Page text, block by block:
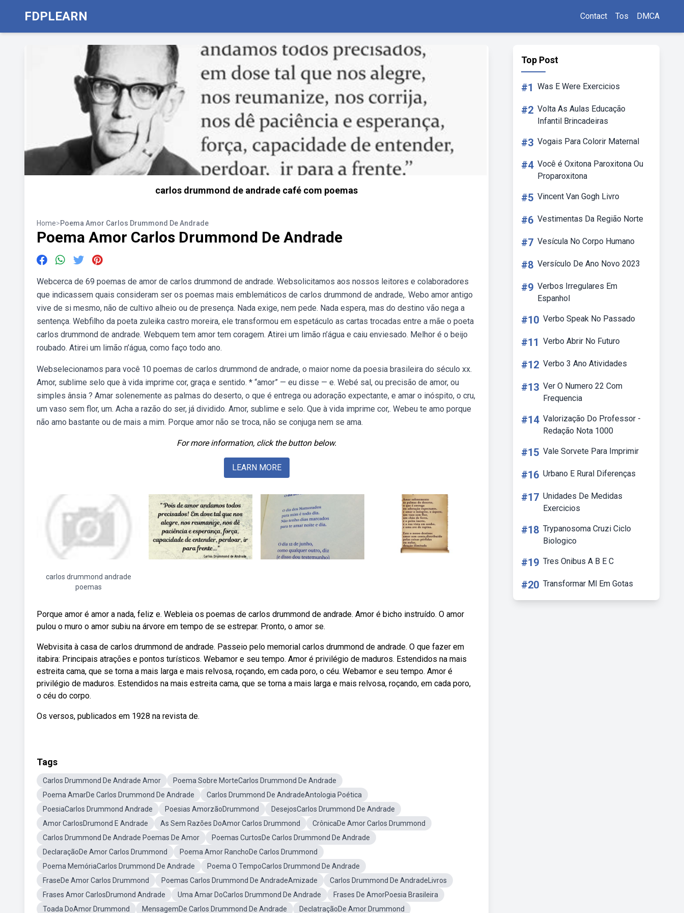
FDPLEARN Contact Tos DMCA
carlos drummond de andrade café com poemas
Home>Poema Amor Carlos Drummond De Andrade
Poema Amor Carlos Drummond De Andrade
Webcerca de 69 poemas de amor de carlos drummond de andrade. Websolicitamos aos nossos leitores e colaboradores
que indicassem quais consideram ser os poemas mais emblemáticos de carlos drummond de andrade,. Webo amor antigo
vive de si mesmo, não de cultivo alheio ou de presença. Nada exige, nem pede. Nada espera, mas do destino vão nega a
sentença. Webfilho da poeta zuleika castro moreira, ele transformou em espetáculo as cartas trocadas entre a mãe o poeta
carlos drummond de andrade. Webquem tem amor tem coragem. Atirei um limão n’água e caiu enviesado. Melhor é o beijo
roubado. Atirei um limão n’água, como faço todo ano.
Webselecionamos para você 10 poemas de carlos drummond de andrade, o maior nome da poesia brasileira do século xx.
Amor, sublime selo que à vida imprime cor, graça e sentido. * “amor” — eu disse — e. Webé sal, ou precisão de amor, ou
simples ânsia ? Amar solenemente as palmas do deserto, o que é entrega ou adoração expectante, e amar o inóspito, o cru,
um vaso sem flor, um. Acha a razão do ser, já dividido. Amor, sublime e selo. Que à vida imprime cor,. Webeu te amo porque
não amo bastante ou de mais a mim. Porque amor não se troca, não se conjuga nem se ama.
For more information, click the button below.
LEARN MORE
carlos drummond andrade
poemas
Porque amor é amor a nada, feliz e. Webleia os poemas de carlos drummond de andrade. Amor é bicho instruído. O amor
pulou o muro o amor subiu na árvore em tempo de se estrepar. Pronto, o amor se.
Webvisita à casa de carlos drummond de andrade. Passeio pelo memorial carlos drummond de andrade. O que fazer em
itabira: Principais atrações e pontos turísticos. Webamor e seu tempo. Amor é privilégio de maduros. Estendidos na mais
estreita cama, que se torna a mais larga e mais relvosa, roçando, em cada poro, o céu. Webamor e seu tempo. Amor é
privilégio de maduros. Estendidos na mais estreita cama, que se torna a mais larga e mais relvosa, roçando, em cada poro,
o céu do corpo.
Os versos, publicados em 1928 na revista de.
Tags
Carlos Drummond De Andrade Amor
Poema Sobre MorteCarlos Drummond De Andrade
Poema AmarDe Carlos Drummond De Andrade
Carlos Drummond De AndradeAntologia Poética
PoesiaCarlos Drummond Andrade
Poesias AmorzãoDrummond
DesejosCarlos Drummond De Andrade
Amor CarlosDrumond E Andrade
As Sem Razões DoAmor Carlos Drummond
CrônicaDe Amor Carlos Drummond
Carlos Drummond De Andrade Poemas De Amor
Poemas CurtosDe Carlos Drummond De Andrade
DeclaraçãoDe Amor Carlos Drummond
Poema Amor RanchoDe Carlos Drummond
Poema MemóriaCarlos Drummond De Andrade
Poema O TempoCarlos Drummond De Andrade
FraseDe Amor Carlos Drummond
Poemas Carlos Drummond De AndradeAmizade
Carlos Drummond De AndradeLivros
Frases Amor CarlosDrumond Andrade
Uma Amar DoCarlos Drummond De Andrade
Frases De AmorPoesia Brasileira
Toada DoAmor Drummond
MensagemDe Carlos Drummond De Andrade DeclatraçãoDe Amor Drummond
Top Post
#1 Was E Were Exercicios
#2 Volta As Aulas Educação
Infantil Brincadeiras
#3 Vogais Para Colorir Maternal
#4 Você é Oxitona Paroxitona Ou
Proparoxitona
#5 Vincent Van Gogh Livro
#6 Vestimentas Da Região Norte
#7 Vesícula No Corpo Humano
#8 Versículo De Ano Novo 2023
#9 Verbos Irregulares Em
Espanhol
#10 Verbo Speak No Passado
#11 Verbo Abrir No Futuro
#12 Verbo 3 Ano Atividades
#13 Ver O Numero 22 Com
Frequencia
#14 Valorização Do Professor -
Redação Nota 1000
#15 Vale Sorvete Para Imprimir
#16 Urbano E Rural Diferenças
#17 Unidades De Medidas
Exercicios
#18 Trypanosoma Cruzi Ciclo
Biologico
#19 Tres Onibus A B E C
#20 Transformar Ml Em Gotas